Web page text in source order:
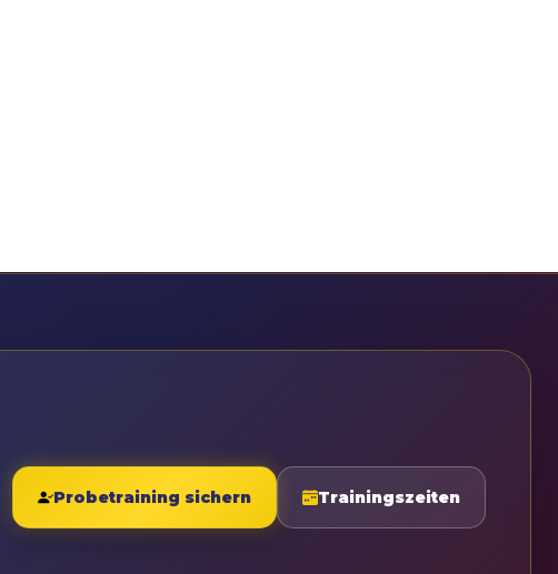
Probetraining sichern Trainingszeiten